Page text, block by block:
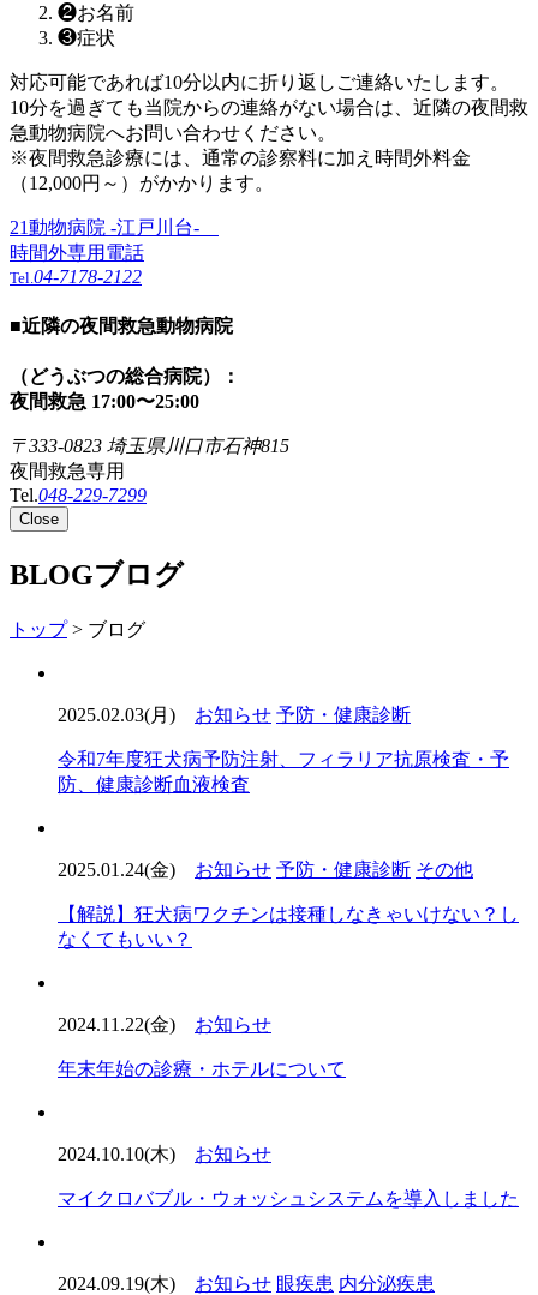
❷お名前
❸症状
対応可能であれば10分以内に折り返しご連絡いたします。
10分を過ぎても当院からの連絡がない場合は、近隣の夜間救
急動物病院へお問い合わせください。
※夜間救急診療には、通常の診察料に加え時間外料金
（12,000円～）がかかります。
21動物病院 -江戸川台-
時間外専用電話
Tel.04-7178-2122
■近隣の夜間救急動物病院
（どうぶつの総合病院）：
夜間救急 17:00〜25:00
〒333-0823 埼玉県川口市石神815
夜間救急専用
Tel.048-229-7299
Close
BLOGブログ
トップ> ブログ
2025.02.03(月) お知らせ 予防・健康診断
令和7年度狂犬病予防注射、フィラリア抗原検査・予
防、健康診断血液検査
2025.01.24(金) お知らせ 予防・健康診断 その他
【解説】狂犬病ワクチンは接種しなきゃいけない？し
なくてもいい？
2024.11.22(金) お知らせ
年末年始の診療・ホテルについて
2024.10.10(木) お知らせ
マイクロバブル・ウォッシュシステムを導入しました
2024.09.19(木) お知らせ 眼疾患 内分泌疾患